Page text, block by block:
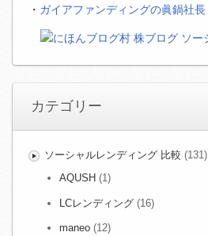
・ ガイアファンディングの眞鍋社長
カテゴリー
ソーシャルレンディング 比較 (131)
AQUSH (1)
LCレンディング (16)
maneo (12)